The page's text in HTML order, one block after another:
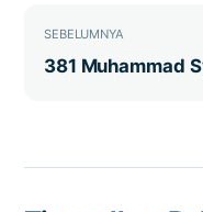
SEBELUMNYA
381 Muhammad